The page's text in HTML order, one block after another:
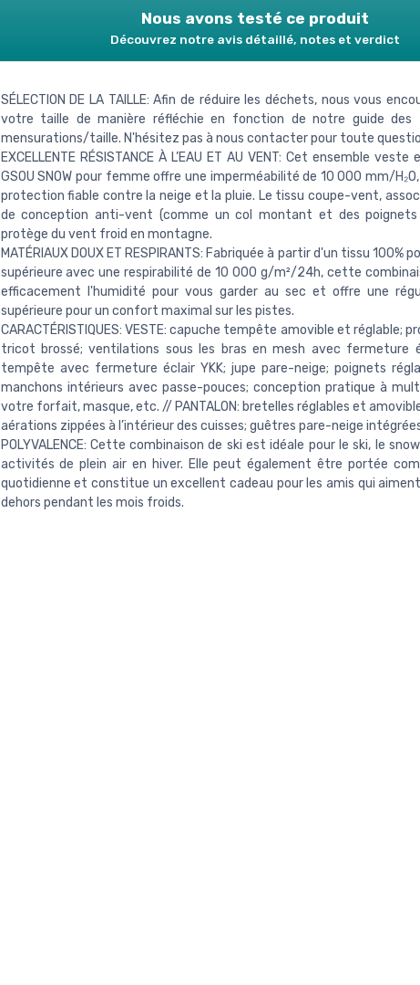
Nous avons testé ce produit
Découvrez notre avis détaillé, notes et verdict
SÉLECTION DE LA TAILLE: Afin de réduire les déchets, nous vous
votre taille de manière réfléchie en fonction de notre guide
mensurations/taille. N'hésitez pas à nous contacter pour toute
EXCELLENTE RÉSISTANCE À L’EAU ET AU VENT: Cet ensemble
GSOU SNOW pour femme offre une imperméabilité de 10 000 mm/
protection fiable contre la neige et la pluie. Le tissu coupe-vent,
de conception anti-vent (comme un col montant et des
protège du vent froid en montagne.
MATÉRIAUX DOUX ET RESPIRANTS: Fabriquée à partir d'un tissu 100%
supérieure avec une respirabilité de 10 000 g/m²/24h, cette
efficacement l'humidité pour vous garder au sec et offre une
supérieure pour un confort maximal sur les pistes.
CARACTÉRISTIQUES: VESTE: capuche tempête amovible et réglable;
tricot brossé; ventilations sous les bras en mesh avec fermeture
tempête avec fermeture éclair YKK; jupe pare-neige; poignets
manchons intérieurs avec passe-pouces; conception pratique à
votre forfait, masque, etc. // PANTALON: bretelles réglables et
aérations zippées à l’intérieur des cuisses; guêtres pare-neige
POLYVALENCE: Cette combinaison de ski est idéale pour le ski, le
activités de plein air en hiver. Elle peut également être portée
quotidienne et constitue un excellent cadeau pour les amis qui
dehors pendant les mois froids.